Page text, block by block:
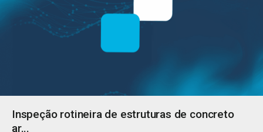
Inspeção rotineira de estruturas de concreto
ar...